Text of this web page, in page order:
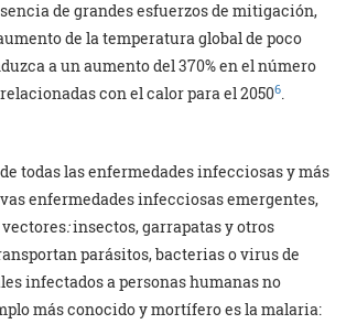
de grandes esfuerzos de mitigación,
de la temperatura global de poco
a un aumento del 370% en el número
con el calor para el 20506.
todas las enfermedades infecciosas y más
enfermedades infecciosas emergentes,
:insectos, garrapatas y otros
parásitos, bacterias o virus de
infectados a personas humanas no
más conocido y mortífero es la malaria: